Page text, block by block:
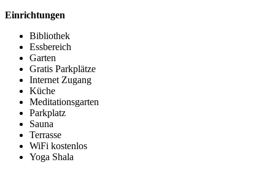
Einrichtungen
Bibliothek
Essbereich
Garten
Gratis Parkplätze
Internet Zugang
Küche
Meditationsgarten
Parkplatz
Sauna
Terrasse
WiFi kostenlos
Yoga Shala